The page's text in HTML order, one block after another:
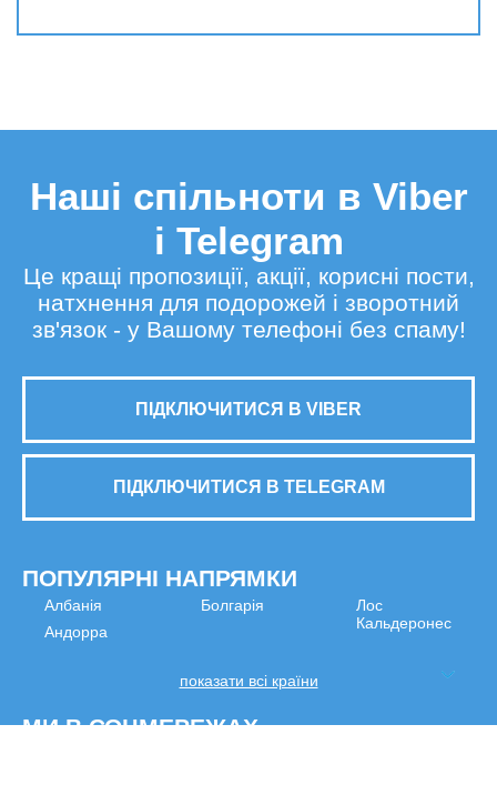
Наші спільноти в Viber
і Telegram
Це кращі пропозиції, акції, корисні пости,
натхнення для подорожей і зворотний
зв'язок - у Вашому телефоні без спаму!
ПІДКЛЮЧИТИСЯ В VIBER
ПІДКЛЮЧИТИСЯ В TELEGRAM
ПОПУЛЯРНІ НАПРЯМКИ
Албанія
Андорра
Болгарія
Лос
Кальдеронес
показати всі країни
МИ В СОЦМЕРЕЖАХ